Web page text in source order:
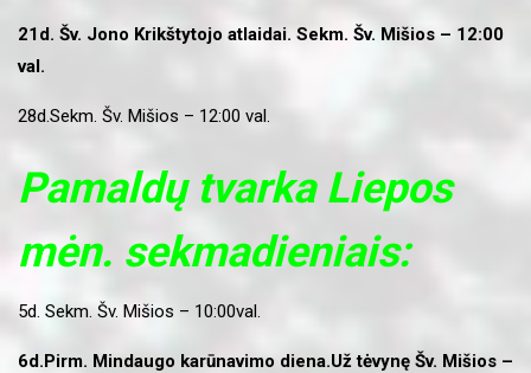
21d. Šv. Jono Krikštytojo atlaidai. Sekm. Šv. Mišios – 12:00
val.
28d.Sekm. Šv. Mišios – 12:00 val.
Pamaldų tvarka Liepos
mėn. sekmadieniais:
5d. Sekm. Šv. Mišios – 10:00val.
6d.Pirm. Mindaugo karūnavimo diena.Už tėvynę Šv. Mišios –